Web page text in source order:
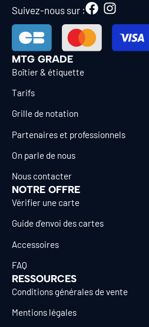
Suivez-nous sur :
MTG GRADE
Boîtier & étiquette
Tarifs
Grille de notation
Partenaires et professionnels
On parle de nous
Nous contacter
NOTRE OFFRE
Vérifier une carte
Guide d’envoi des cartes
Accessoires
FAQ
RESSOURCES
Conditions générales de vente
Mentions légales